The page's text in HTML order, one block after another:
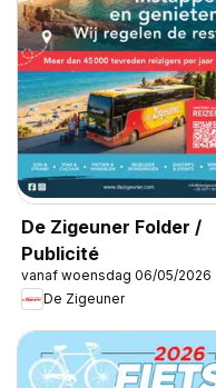
De Zigeuner Folder /
Publicité
vanaf woensdag 06/05/2026
De Zigeuner